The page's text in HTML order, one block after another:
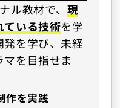
ル教材で、 現
ている技術を学
発を学び、未経
を目指せま
作を実践